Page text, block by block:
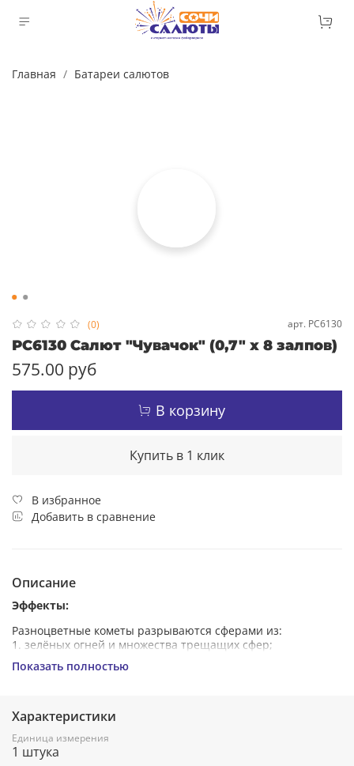
Главная Батареи салютов
(0) арт. РС6130
РС6130 Салют "Чувачок" (0,7" х 8 залпов)
575.00 руб
В корзину
Купить в 1 клик
В избранное
Добавить в сравнение
Описание
Эффекты:
Разноцветные кометы разрываются сферами из:
1. зелёных огней и множества трещащих сфер;
2. красных и белых мерцающих огней.
Показать полностью
Характеристики
Единица измерения
1 штука